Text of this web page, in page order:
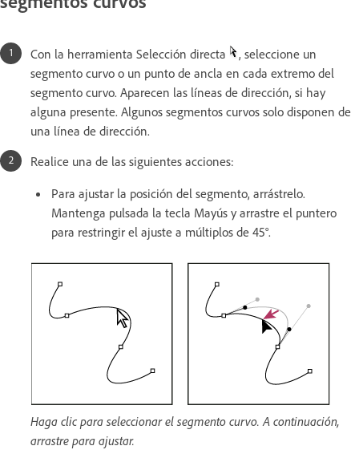
Con la herramienta Selección directa
, seleccione un
segmento curvo o un punto de ancla en cada extremo del
segmento curvo. Aparecen las líneas de dirección, si hay
alguna presente. Algunos segmentos curvos solo disponen de
una línea de dirección.
Realice una de las siguientes acciones:
Para ajustar la posición del segmento, arrástrelo.
Mantenga pulsada la tecla Mayús y arrastre el puntero
para restringir el ajuste a múltiplos de 45°.
Haga clic para seleccionar el segmento curvo. A continuación,
arrastre para ajustar.